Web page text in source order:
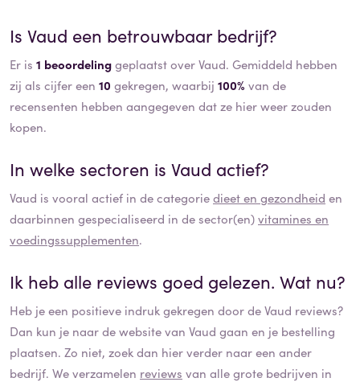
Is Vaud een betrouwbaar bedrijf?
Er is 1 beoordelinggeplaatst over Vaud. Gemiddeld hebben
zij als cijfer een 10 gekregen, waarbij 100% van de
recensenten hebben aangegeven dat ze hier weer zouden
kopen.
In welke sectoren is Vaud actief?
Vaud is vooral actief in de categoriedieet en gezondheid en
daarbinnen gespecialiseerd in de sector(en)vitamines en
voedingssupplementen.
Ik heb alle reviews goed gelezen. Wat nu?
Heb je een positieve indruk gekregen door deVaud reviews?
Dan kun je naar de website van Vaud gaan en je bestelling
plaatsen. Zo niet, zoek dan hier verder naar een ander
bedrijf. We verzamelen reviews van alle grote bedrijven in